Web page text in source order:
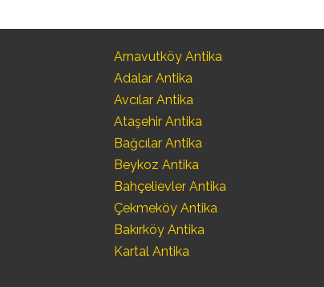
Arnavutköy Antika
Adalar Antika
Avcılar Antika
Ataşehir Antika
Bağcılar Antika
Beykoz Antika
Bahçelievler Antika
Çekmeköy Antika
Bakırköy Antika
Kartal Antika